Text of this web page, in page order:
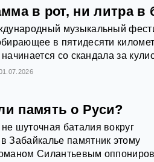
в рот, ни литра в
музыкальный
в пятидесяти
со скандала за
память о Руси?
шуточная баталия вокруг
Забайкалье памятник этому
Силантьевым